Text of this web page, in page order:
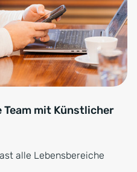
mit Künstlicher
alle Lebensbereiche